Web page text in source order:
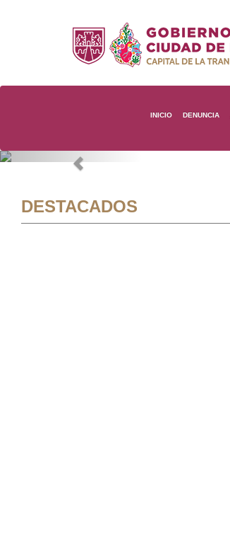
INICIO DENUNCIA
Previous
DESTACADOS